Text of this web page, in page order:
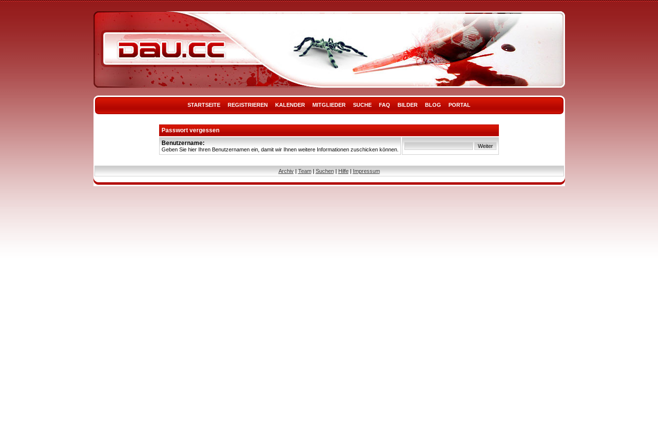
STARTSEITE REGISTRIEREN KALENDER MITGLIEDER SUCHE FAQ BILDER BLOG PORTAL
Passwort vergessen
Benutzername:
Geben Sie hier Ihren Benutzernamen ein, damit wir Ihnen weitere Informationen zuschicken können.
Archiv| Team| Suchen| Hilfe| Impressum